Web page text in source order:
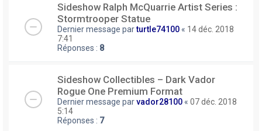
Sideshow Ralph McQuarrie Artist Series :
Stormtrooper Statue
Dernier message parturtle74100 « 14 déc. 2018
7:41
Réponses : 8
Sideshow Collectibles – Dark Vador
Rogue One Premium Format
Dernier message parvador28100 « 07 déc. 2018
5:14
Réponses : 7